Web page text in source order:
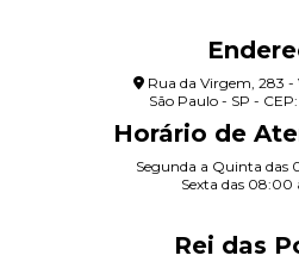
Rua da Virgem, 283 -
São Paulo - SP -
Horário de
Segunda a Quinta das
Sexta das 08:00
Rei das